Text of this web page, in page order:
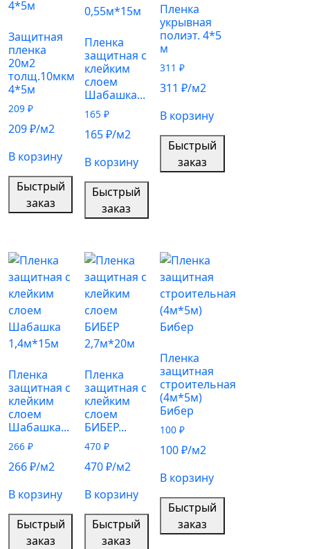
Защитная
пленка
20м2
толщ.10мкм
4*5м
209 ₽
209₽/м2
В корзину
Быстрый
заказ
Пленка
защитная с
клейким
слоем
Шабашка...
165 ₽
165₽/м2
В корзину
Быстрый
заказ
Пленка
укрывная
полиэт. 4*5
м
311₽
311₽/м2
В корзину
Быстрый
заказ
Пленка
защитная с
клейким
слоем
Шабашка...
266 ₽
266₽/м2
В корзину
Быстрый
заказ
Пленка
защитная с
клейким
слоем
БИБЕР...
470 ₽
470₽/м2
В корзину
Быстрый
заказ
Пленка
защитная
строительная
(4м*5м)
Бибер
100₽
100₽/м2
В корзину
Быстрый
заказ